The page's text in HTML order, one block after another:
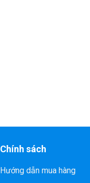
Chính sách
Hướng dẫn mua hàng